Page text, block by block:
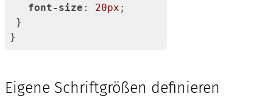
font-size : 20px ;
}
}
CSS
(css)
Eigene Schriftgrößen definieren